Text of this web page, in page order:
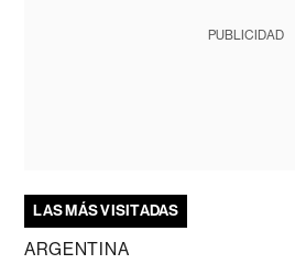
PUBLICIDAD
LAS MÁS VISITADAS
ARGENTINA